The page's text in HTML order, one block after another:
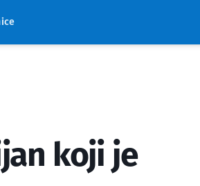
koji je